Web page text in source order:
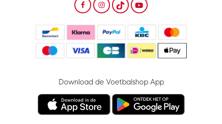
Download de Voetbalshop App